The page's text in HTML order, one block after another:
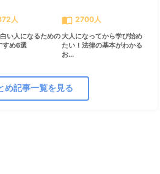
人
い人になるための
すめ6選
import_contacts 2700人
大人になってから学び始め
たい！法律の基本がわかる
お...
め記事一覧を見る